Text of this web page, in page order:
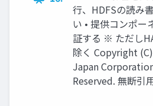
行、HDFSの読み
い • 提供コンポー
証する ※ ただし
除く Copyright
Japan
Reserved. 無断引